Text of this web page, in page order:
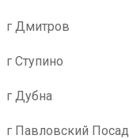
г Дмитров
г Ступино
г Дубна
г Павловский Посад